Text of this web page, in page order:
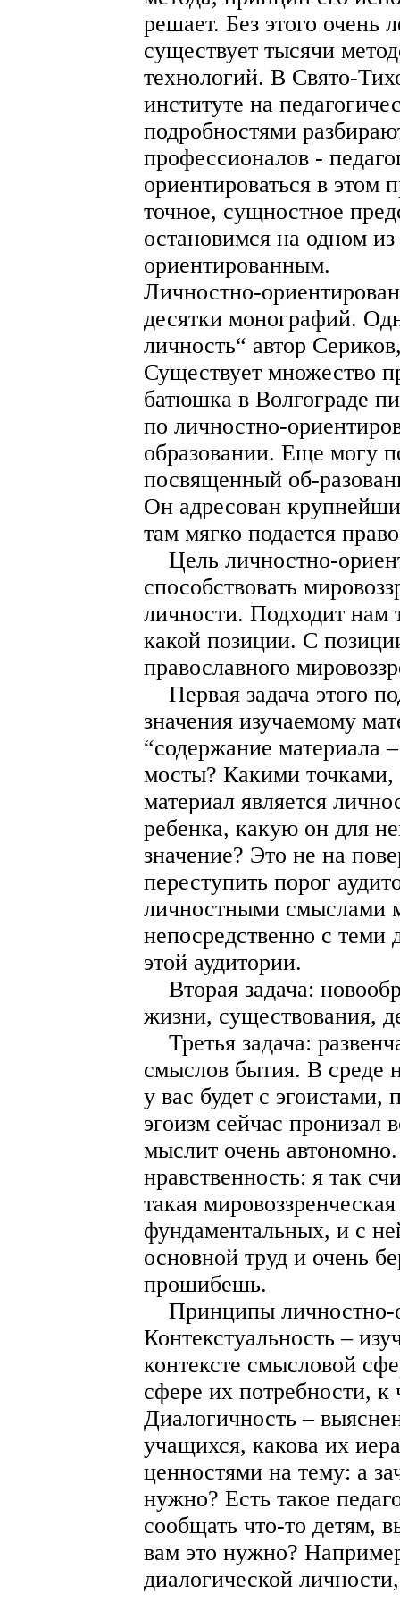
решает. Без этого очень
существует тысячи
технологий. В Свято-
институте на
подробностями
профессионалов -
ориентироваться в этом
точное, сущностное
остановимся на одном
ориентированным.
Личностно-
десятки монографий.
личность“ автор
Существует множество
батюшка в Волгограде
по личностно-
образовании. Еще могу
посвященный об-
Он адресован
там мягко подается
Цель личностно-
способствовать
личности. Подходит нам
какой позиции. С
православного
Первая задача этого
значения изучаемому
“содержание материала
мосты? Какими точками,
материал является
ребенка, какую он для
значение? Это не на
переступить порог
личностными смыслами
непосредственно с теми
этой аудитории.
Вторая задача:
жизни, существования,
Третья задача:
смыслов бытия. В среде
у вас будет с
эгоизм сейчас пронизал
мыслит очень
нравственность: я так
такая
фундаментальных, и с
основной труд и очень
прошибешь.
Принципы личностно-
Контекстуальность –
контексте смысловой
сфере их потребности,
Диалогичность –
учащихся, какова их
ценностями на тему: а
нужно? Есть такое
сообщать что-то детям,
вам это нужно?
диалогической